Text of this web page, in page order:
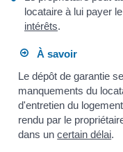
locataire à lui payer
intérêts.
À savoir
Le dépôt de garantie
manquements du
d'entretien du
rendu par le
dans uncertain délai.